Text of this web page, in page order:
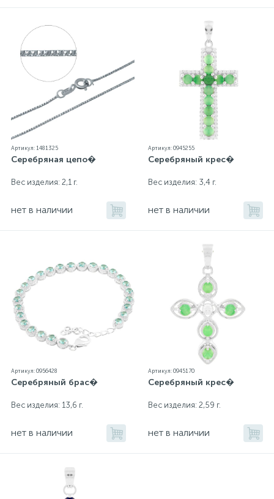
Артикул: 1481325
Серебряная цепо�
Вес изделия: 2,1 г.
нет в наличии
Артикул: 0945255
Серебряный крес�
Вес изделия: 3,4 г.
нет в наличии
Артикул: 0956428
Серебряный брас�
Вес изделия: 13,6 г.
нет в наличии
Артикул: 0945170
Серебряный крес�
Вес изделия: 2,59 г.
нет в наличии